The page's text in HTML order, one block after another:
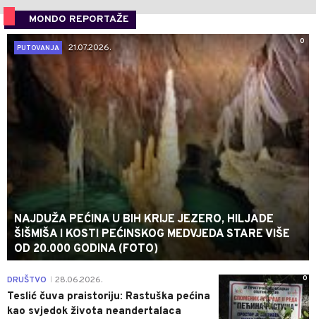
MONDO REPORTAŽE
0
PUTOVANJA
21.07.2026.
NAJDUŽA PEĆINA U BIH KRIJE JEZERO, HILJADE
ŠIŠMIŠA I KOSTI PEĆINSKOG MEDVJEDA STARE VIŠE
OD 20.000 GODINA (FOTO)
0
DRUŠTVO 28.06.2026.
Teslić čuva praistoriju: Rastuška pećina
kao svjedok života neandertalaca